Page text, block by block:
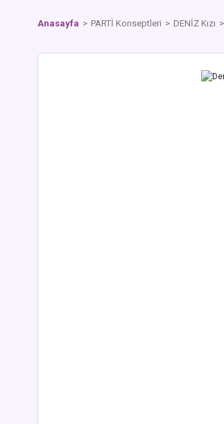
Anasayfa PARTİ Konseptleri DENİZ Kızı